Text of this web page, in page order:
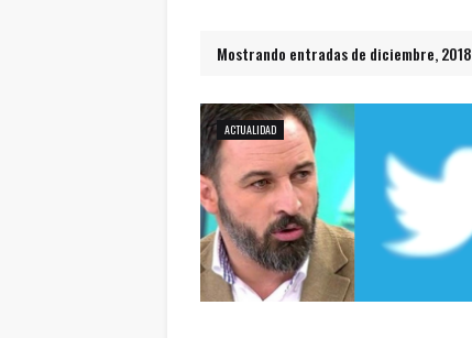
Mostrando entradas de diciembre, 2018
ACTUALIDAD